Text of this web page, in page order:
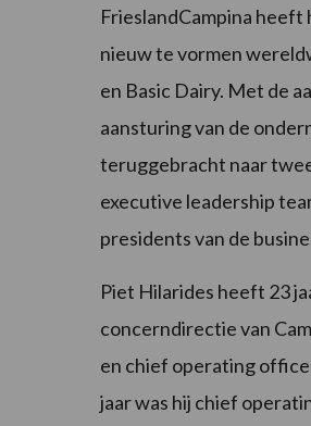
FrieslandCampina
nieuw te vormen
en Basic Dairy. Met de
aansturing van de
teruggebracht naar
executive leadership
presidents van de
Piet Hilarides heeft 23
concerndirectie van
en chief operating
jaar was hij chief